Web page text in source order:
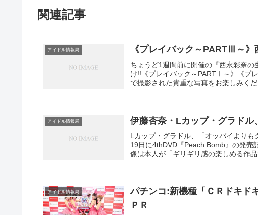
関連記事
アイドル情報局 《プレイバック～PARTⅢ～
ちょうど1週間前に開催の『西永彩奈
け!!《プレイバック～PARTⅠ～》《プ
で撮影された貴重な写真をお楽しみく
アイドル情報局 伊藤杏奈・Lカップ・グラド
Lカップ・グラドル、「オッパイより
19日に4thDVD『Peach Bomb』の発売
像は本人が「ギリギリ感の楽しめる作品
アイドル情報局
パチンコ:新機種「ＣＲドキド
ＰＲ